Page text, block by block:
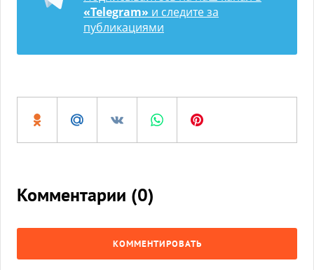
«Telegram» и следите за
публикациями
Комментарии (0)
КОММЕНТИРОВАТЬ